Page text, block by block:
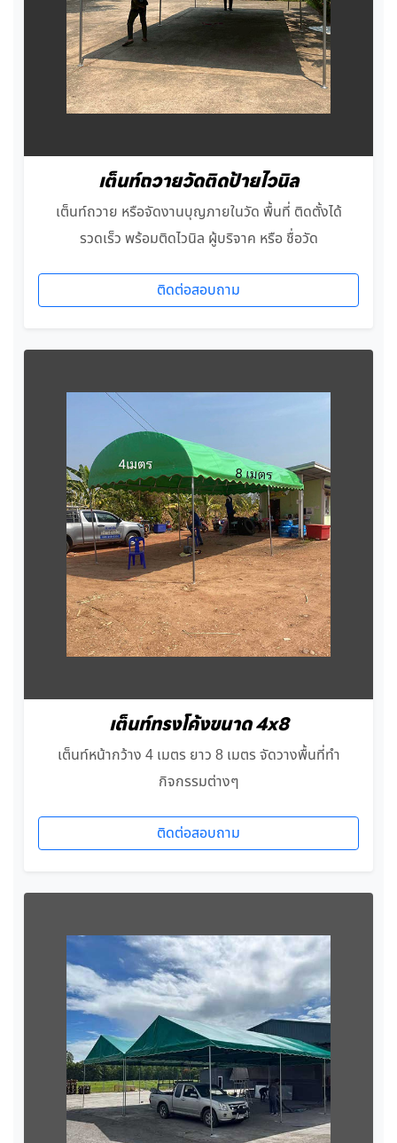
เต็นท์ถวายวัดติดป้ายไวนิล
เต็นท์ถวาย หรือจัดงานบุญภายในวัด พื้นที่ ติดตั้งได้
รวดเร็ว พร้อมติดไวนิล ผู้บริจาค หรือ ชื่อวัด
ติดต่อสอบถาม
เต็นท์ทรงโค้งขนาด 4x8
เต็นท์หน้ากว้าง 4 เมตร ยาว 8 เมตร จัดวางพื้นที่ทำ
กิจกรรมต่างๆ
ติดต่อสอบถาม